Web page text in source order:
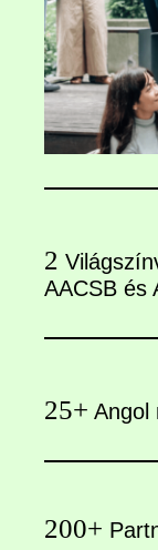
2
AACSB és
25+ Angol
200+